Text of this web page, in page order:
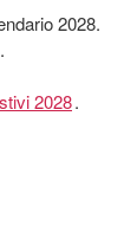
2028.
.
2028.